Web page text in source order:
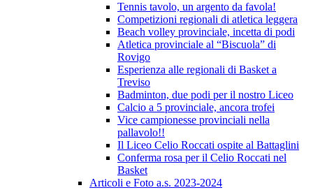
Tennis tavolo, un argento da favola!
Competizioni regionali di atletica leggera
Beach volley provinciale, incetta di podi
Atletica provinciale al “Biscuola” di
Rovigo
Esperienza alle regionali di Basket a
Treviso
Badminton, due podi per il nostro Liceo
Calcio a 5 provinciale, ancora trofei
Vice campionesse provinciali nella
pallavolo!!
Il Liceo Celio Roccati ospite al Battaglini
Conferma rosa per il Celio Roccati nel
Basket
Articoli e Foto a.s. 2023-2024